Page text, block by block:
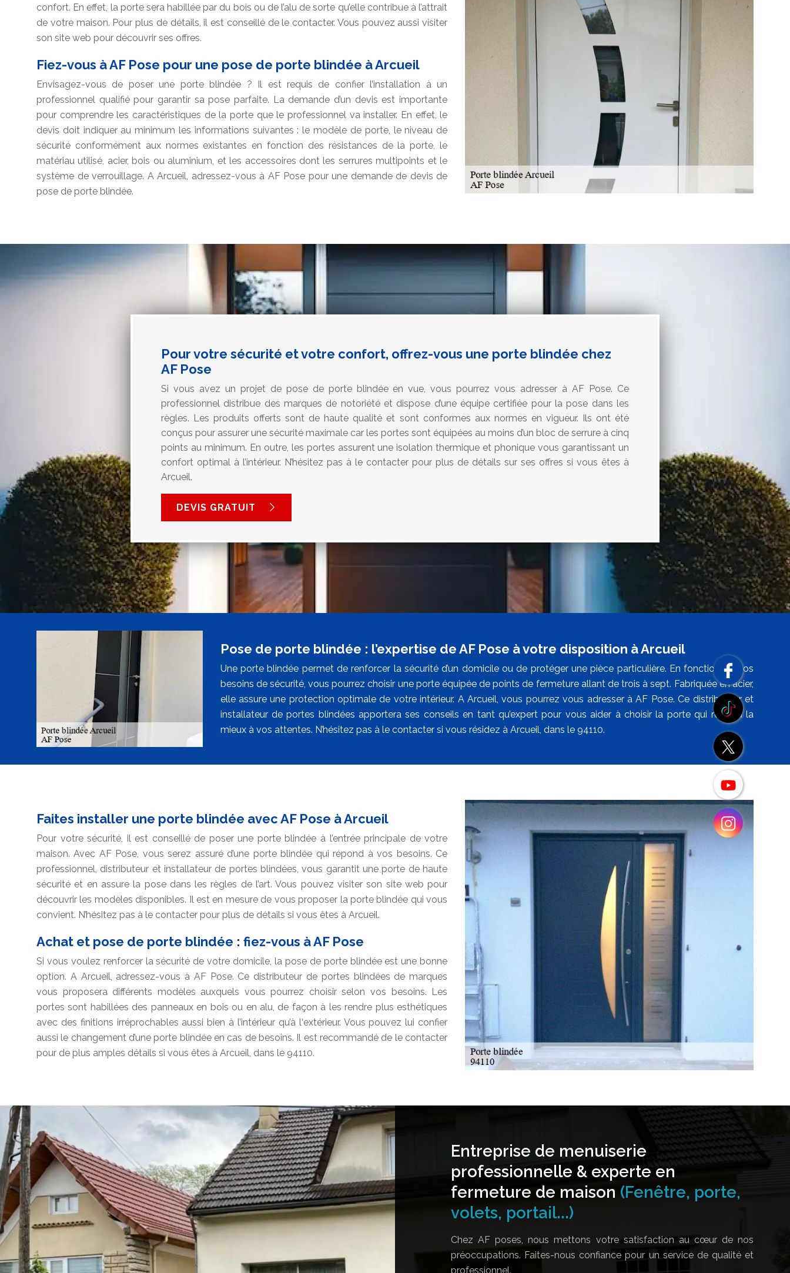
confort. En effet, la porte sera habillée par du bois ou de l’alu de sorte qu’elle contribue à l’attrait
de votre maison. Pour plus de détails, il est conseillé de le contacter. Vous pouvez aussi visiter
son site web pour découvrir ses offres.
Fiez-vous à AF Pose pour une pose de porte blindée à Arcueil
Envisagez-vous de poser une porte blindée ? Il est requis de confier l’installation à un
professionnel qualifié pour garantir sa pose parfaite. La demande d’un devis est importante
pour comprendre les caractéristiques de la porte que le professionnel va installer. En effet, le
devis doit indiquer au minimum les informations suivantes : le modèle de porte, le niveau de
sécurité conformément aux normes existantes en fonction des résistances de la porte, le
matériau utilisé, acier, bois ou aluminium, et les accessoires dont les serrures multipoints et le
système de verrouillage. A Arcueil, adressez-vous à AF Pose pour une demande de devis de
pose de porte blindée.
Pour votre sécurité et votre confort, offrez-vous une porte blindée chez
AF Pose
Si vous avez un projet de pose de porte blindée en vue, vous pourrez vous adresser à AF Pose. Ce
professionnel distribue des marques de notoriété et dispose d’une équipe certifiée pour la pose dans les
règles. Les produits offerts sont de haute qualité et sont conformes aux normes en vigueur. Ils ont été
conçus pour assurer une sécurité maximale car les portes sont équipées au moins d’un bloc de serrure à cinq
points au minimum. En outre, les portes assurent une isolation thermique et phonique vous garantissant un
confort optimal à l’intérieur. N’hésitez pas à le contacter pour plus de détails sur ses offres si vous êtes à
Arcueil.
DEVIS GRATUIT
Pose de porte blindée : l’expertise de AF Pose à votre disposition à Arcueil
Une porte blindée permet de renforcer la sécurité d’un domicile ou de protéger une pièce particulière. En fonction de vos
besoins de sécurité, vous pourrez choisir une porte équipée de points de fermeture allant de trois à sept. Fabriquée en acier,
elle assure une protection optimale de votre intérieur. A Arcueil, vous pourrez vous adresser à AF Pose. Ce distributeur et
installateur de portes blindées apportera ses conseils en tant qu’expert pour vous aider à choisir la porte qui répond la
mieux à vos attentes. N’hésitez pas à le contacter si vous résidez à Arcueil, dans le 94110.
Faites installer une porte blindée avec AF Pose à Arcueil
Pour votre sécurité, il est conseillé de poser une porte blindée à l’entrée principale de votre
maison. Avec AF Pose, vous serez assuré d’une porte blindée qui répond à vos besoins. Ce
professionnel, distributeur et installateur de portes blindées, vous garantit une porte de haute
sécurité et en assure la pose dans les règles de l’art. Vous pouvez visiter son site web pour
découvrir les modèles disponibles. Il est en mesure de vous proposer la porte blindée qui vous
convient. N’hésitez pas à le contacter pour plus de détails si vous êtes à Arcueil.
Achat et pose de porte blindée : fiez-vous à AF Pose
Si vous voulez renforcer la sécurité de votre domicile, la pose de porte blindée est une bonne
option. A Arcueil, adressez-vous à AF Pose. Ce distributeur de portes blindées de marques
vous proposera différents modèles auxquels vous pourrez choisir selon vos besoins. Les
portes sont habillées des panneaux en bois ou en alu, de façon à les rendre plus esthétiques
avec des finitions irréprochables aussi bien à l’intérieur qu’à l‘extérieur. Vous pouvez lui confier
aussi le changement d’une porte blindée en cas de besoins. Il est recommandé de le contacter
pour de plus amples détails si vous êtes à Arcueil, dans le 94110.
Entreprise de menuiserie
professionnelle & experte en
fermeture de maison (Fenêtre, porte,
volets, portail...)
Chez AF poses, nous mettons votre satisfaction au cœur de nos
préoccupations. Faites-nous confiance pour un service de qualité et
professionnel.